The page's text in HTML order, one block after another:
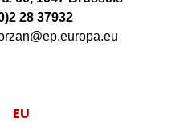
28 37932
EU